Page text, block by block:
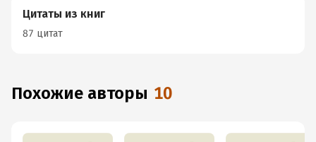
Цитаты из книг
87 цитат
Похожие авторы 10